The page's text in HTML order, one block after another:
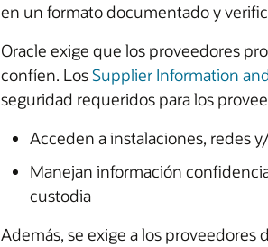
en un formato documentado y
Oracle exige que los proveedores
confíen. Los Supplier Information
seguridad requeridos para los
Acceden a instalaciones, redes
Manejan información
custodia
Además, se exige a los